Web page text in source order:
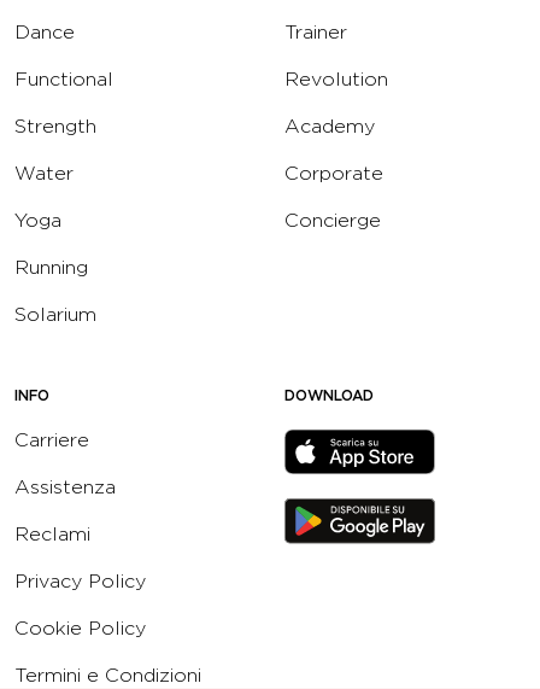
Dance
Functional
Strength
Water
Yoga
Running
Solarium
Trainer
Revolution
Academy
Corporate
Concierge
INFO
Carriere
Assistenza
Reclami
Privacy Policy
Cookie Policy
Termini e Condizioni
DOWNLOAD